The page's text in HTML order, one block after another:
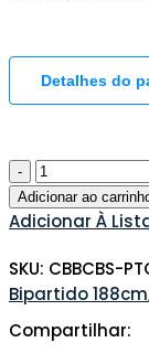
Detalhes do
Adicionar ao
Adicionar À
SKU: CBBCBS-
Bipartido 188cm
Compartilhar: